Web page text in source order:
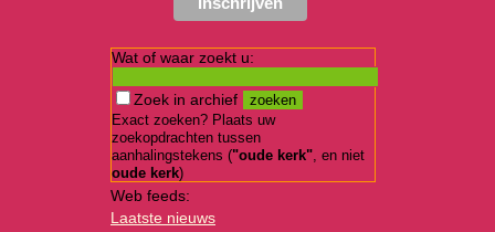
Wat of waar zoekt u:
Zoek in archief
Exact zoeken? Plaats uw
zoekopdrachten tussen
aanhalingstekens ("oude kerk", en niet
oude kerk)
Web feeds:
Laatste nieuws